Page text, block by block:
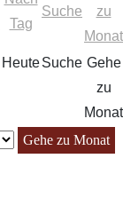
HeuteSuche Gehe
zu
Monat
Gehe zu Monat